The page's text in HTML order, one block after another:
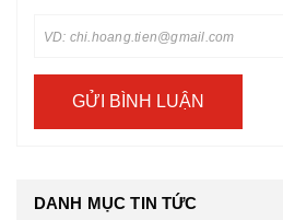
GỬI BÌNH LUẬN
DANH MỤC TIN TỨC